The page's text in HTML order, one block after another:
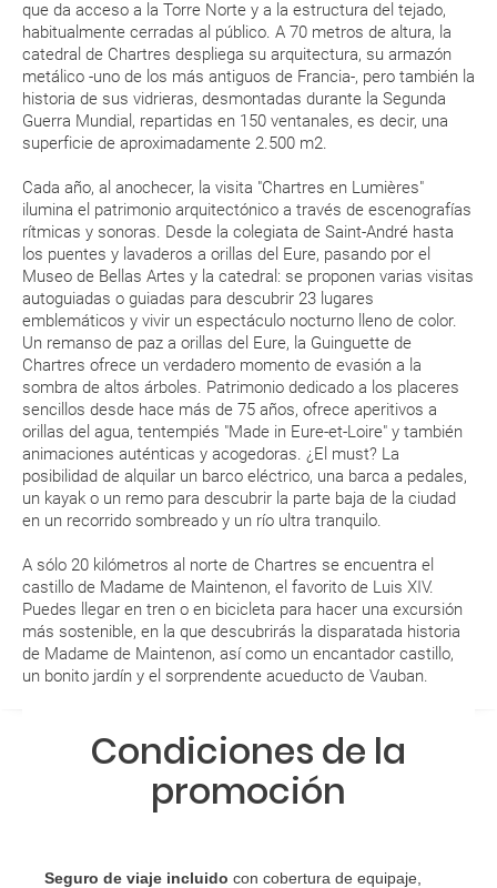
que da acceso a la Torre Norte y a la estructura del tejado,
habitualmente cerradas al público. A 70 metros de altura, la
catedral de Chartres despliega su arquitectura, su armazón
metálico -uno de los más antiguos de Francia-, pero también la
historia de sus vidrieras, desmontadas durante la Segunda
Guerra Mundial, repartidas en 150 ventanales, es decir, una
superficie de aproximadamente 2.500 m2.
Cada año, al anochecer, la visita "Chartres en Lumières"
ilumina el patrimonio arquitectónico a través de escenografías
rítmicas y sonoras. Desde la colegiata de Saint-André hasta
los puentes y lavaderos a orillas del Eure, pasando por el
Museo de Bellas Artes y la catedral: se proponen varias visitas
autoguiadas o guiadas para descubrir 23 lugares
emblemáticos y vivir un espectáculo nocturno lleno de color.
Un remanso de paz a orillas del Eure, la Guinguette de
Chartres ofrece un verdadero momento de evasión a la
sombra de altos árboles. Patrimonio dedicado a los placeres
sencillos desde hace más de 75 años, ofrece aperitivos a
orillas del agua, tentempiés "Made in Eure-et-Loire" y también
animaciones auténticas y acogedoras. ¿El must? La
posibilidad de alquilar un barco eléctrico, una barca a pedales,
un kayak o un remo para descubrir la parte baja de la ciudad
en un recorrido sombreado y un río ultra tranquilo.
A sólo 20 kilómetros al norte de Chartres se encuentra el
castillo de Madame de Maintenon, el favorito de Luis XIV.
Puedes llegar en tren o en bicicleta para hacer una excursión
más sostenible, en la que descubrirás la disparatada historia
de Madame de Maintenon, así como un encantador castillo,
un bonito jardín y el sorprendente acueducto de Vauban.
de tu reserva alrededor de 10 días antes de salida, la cual deberás
imprimir y llevar contigo en el viaje.
Esta documentación te será requerida en el mostrador de la compañía
aérea a la hora de realizar el check-in el día de la salida.
MODIFICACIÓN ó CANCELACIÓN ¿Puedo anular o
modificar una reserva del viaje? ¿Qué gastos puede
generar una anulación o modificación del viaje?
¿Qué caducidad debe tener mi pasaporte para ir
a...?
¿Con cuánta antelación tengo que estar en el
aeropuerto?
RESERVAR ¿Cómo puedo reservar un viaje de
paquete vacacional en la página web?
Al realizar la reserva, uno de los servicios ha
quedado de pendiente de confirmación ¿Cómo
sabré si se confirma el viaje?
¿Cómo sé si hay plazas disponibles en el viaje que
quiero al hacer mi solicitud de reserva?
Si tengo los traslados incluidos, ¿dónde debo
¿Incluye algún seguro de viaje mi reserva?
Condiciones de la
promoción
Seguro de viaje incluido con cobertura de equipaje,